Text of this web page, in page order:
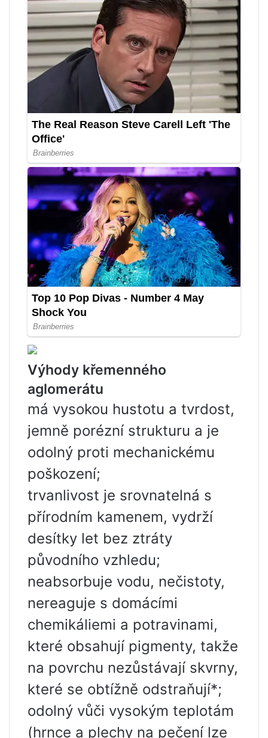
Výhody křemenného
aglomerátu
má vysokou hustotu a tvrdost,
jemně porézní strukturu a je
odolný proti mechanickému
poškození;
trvanlivost je srovnatelná s
přírodním kamenem, vydrží
desítky let bez ztráty
původního vzhledu;
neabsorbuje vodu, nečistoty,
nereaguje s domácími
chemikáliemi a potravinami,
které obsahují pigmenty, takže
na povrchu nezůstávají skvrny,
které se obtížně odstraňují*;
odolný vůči vysokým teplotám
(hrnce a plechy na pečení lze